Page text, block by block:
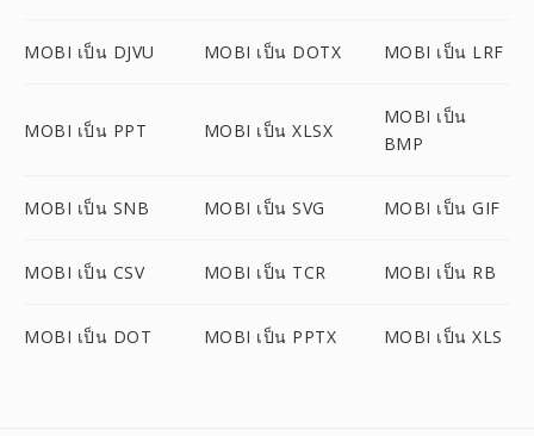
MOBI เป็น DJVU MOBI เป็น DOTX MOBI เป็น LRF
MOBI เป็น PPT MOBI เป็น XLSX
MOBI เป็น
BMP
MOBI เป็น SNB MOBI เป็น SVG MOBI เป็น GIF
MOBI เป็น CSV MOBI เป็น TCR MOBI เป็น RB
MOBI เป็น DOT MOBI เป็น PPTX MOBI เป็น XLS